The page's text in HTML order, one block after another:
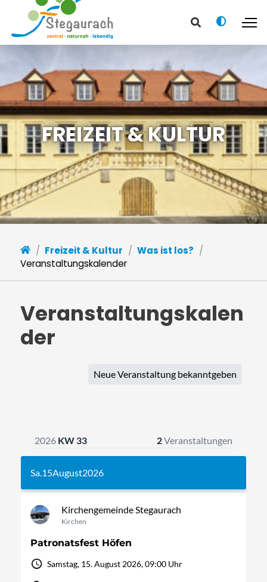
FREIZEIT & KULTUR
Freizeit & Kultur
Was ist los?
Veranstaltungskalender
Veranstaltungskalen
der